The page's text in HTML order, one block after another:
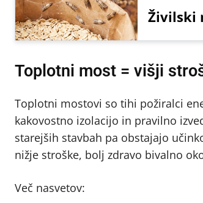
Živilski
Toplotni most = višji
Toplotni mostovi so tihi požiralci
kakovostno izolacijo in pravilno
starejših stavbah pa obstajajo
nižje stroške, bolj zdravo bivalno
Več nasvetov: